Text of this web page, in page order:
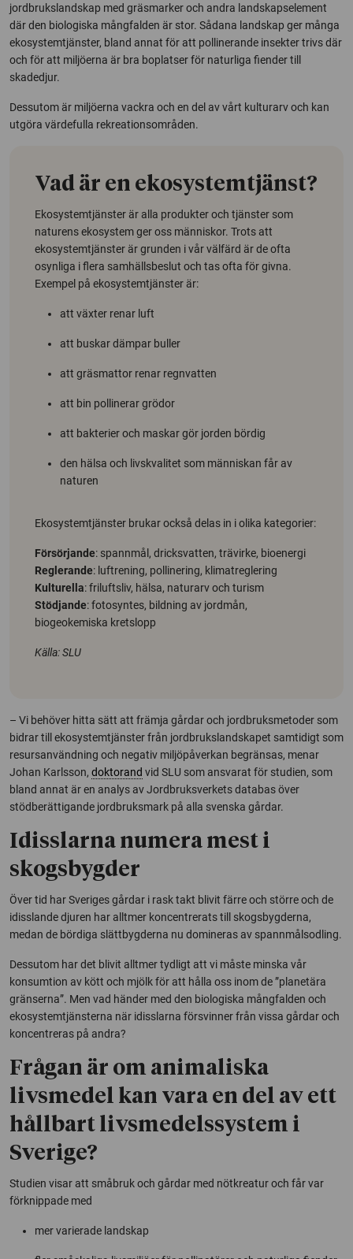
jordbrukslandskap med gräsmarker och andra landskapselement
där den biologiska mångfalden är stor. Sådana landskap ger många
ekosystemtjänster, bland annat för att pollinerande insekter trivs där
och för att miljöerna är bra boplatser för naturliga fiender till
skadedjur.
Dessutom är miljöerna vackra och en del av vårt kulturarv och kan
utgöra värdefulla rekreationsområden.
Vad är en ekosystemtjänst?
Ekosystemtjänster är alla produkter och tjänster som
naturens ekosystem ger oss människor. Trots att
ekosystemtjänster är grunden i vår välfärd är de ofta
osynliga i flera samhällsbeslut och tas ofta för givna.
Exempel på ekosystemtjänster är:
att växter renar luft
att buskar dämpar buller
att gräsmattor renar regnvatten
att bin pollinerar grödor
att bakterier och maskar gör jorden bördig
den hälsa och livskvalitet som människan får av
naturen
Ekosystemtjänster brukar också delas in i olika kategorier:
Försörjande: spannmål, dricksvatten, trävirke, bioenergi
Reglerande: luftrening, pollinering, klimatreglering
Kulturella: friluftsliv, hälsa, naturarv och turism
Stödjande: fotosyntes, bildning av jordmån,
biogeokemiska kretslopp
Källa: SLU
– Vi behöver hitta sätt att främja gårdar och jordbruksmetoder som
bidrar till ekosystemtjänster från jordbrukslandskapet samtidigt som
resursanvändning och negativ miljöpåverkan begränsas, menar
Johan Karlsson, doktorand vid SLU som ansvarat för studien, som
bland annat är en analys av Jordbruksverkets databas över
stödberättigande jordbruksmark på alla svenska gårdar.
Idisslarna numera mest i
skogsbygder
Över tid har Sveriges gårdar i rask takt blivit färre och större och de
idisslande djuren har alltmer koncentrerats till skogsbygderna,
medan de bördiga slättbygderna nu domineras av spannmålsodling.
Dessutom har det blivit alltmer tydligt att vi måste minska vår
konsumtion av kött och mjölk för att hålla oss inom de ”planetära
gränserna”. Men vad händer med den biologiska mångfalden och
ekosystemtjänsterna när idisslarna försvinner från vissa gårdar och
koncentreras på andra?
Frågan är om animaliska
livsmedel kan vara en del av ett
hållbart livsmedelssystem i
Sverige?
Studien visar att småbruk och gårdar med nötkreatur och får var
förknippade med
mer varierade landskap